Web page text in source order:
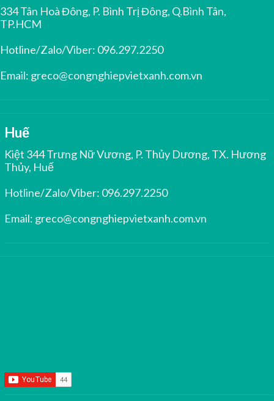
334 Tân Hoà Đông, P. Bình Trị Đông, Q.Bình Tân,
TP.HCM
Hotline/Zalo/Viber: 096.297.2250
Email: greco@congnghiepvietxanh.com.vn
Huế
Kiệt 344 Trưng Nữ Vương, P. Thủy Dương, TX. Hương
Thủy, Huế
Hotline/Zalo/Viber: 096.297.2250
Email: greco@congnghiepvietxanh.com.vn